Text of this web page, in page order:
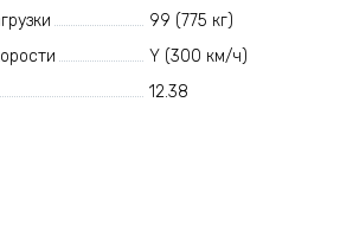
99 (775 кг)
Y (300 км/ч)
12.38